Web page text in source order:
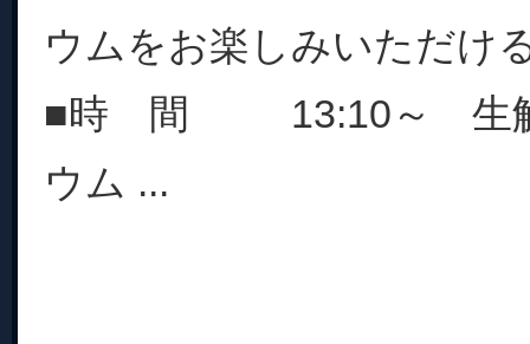
ウムをお楽しみいただけ
■時 間 13:10～ 生解
ウム ...